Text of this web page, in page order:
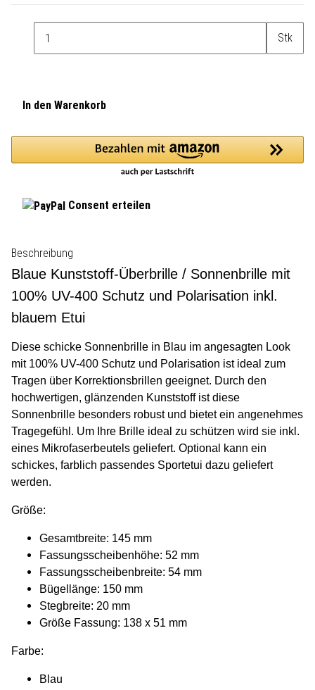
Stk
In den Warenkorb
Consent erteilen
Beschreibung
Blaue Kunststoff-Überbrille / Sonnenbrille mit
100% UV-400 Schutz und Polarisation inkl.
blauem Etui
Diese schicke Sonnenbrille in Blau im angesagten Look
mit 100% UV-400 Schutz und Polarisation ist ideal zum
Tragen über Korrektionsbrillen geeignet. Durch den
hochwertigen, glänzenden Kunststoff ist diese
Sonnenbrille besonders robust und bietet ein angenehmes
Tragegefühl. Um Ihre Brille ideal zu schützen wird sie inkl.
eines Mikrofaserbeutels geliefert. Optional kann ein
schickes, farblich passendes Sportetui dazu geliefert
werden.
Größe:
Gesamtbreite: 145 mm
Fassungsscheibenhöhe: 52 mm
Fassungsscheibenbreite: 54 mm
Bügellänge: 150 mm
Stegbreite: 20 mm
Größe Fassung: 138 x 51 mm
Farbe:
Blau